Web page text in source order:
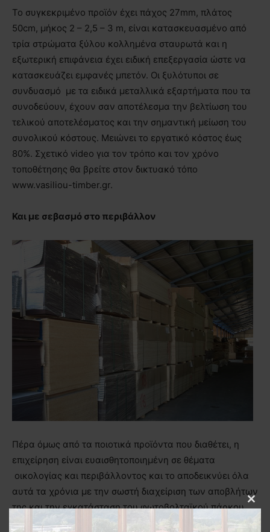
Το συγκεκριμένο προϊόν έχει πάχος 27mm, πλάτος
50cm, μήκος 2 – 2,5 – 3 m, είναι κατασκευασμένο από
τρία στρώματα ξύλου κολλημένα σταυρωτά και η
εξωτερική επιφάνεια έχει ειδική επεξεργασία ώστε να
κατασκευάζει εμφανές μπετόν. Οι ξυλότυποι σε
συνδυασμό με τα ειδικά μεταλλικά εξαρτήματα που τα
συνοδεύουν, έχουν σαν αποτέλεσμα την βελτίωση του
τελικού αποτελέσματος και την σημαντική μείωση του
συνολικού κόστους. Μειώνει το εργατικό κόστος έως
80%. Σχετικό video για τον τρόπο και τον χρόνο
τοποθέτησης θα βρείτε στον δικτυακό τόπο
www.vasiliou-timber.gr.
Και με σεβασμό στο περιβάλλον
Πέρα όμως από τα ποιοτικά προϊόντα που διαθέτει, η
επιχείρηση είναι ευαισθητοποιημένη σε θέματα
οικολογίας και περιβάλλοντος και το αποδεικνύει όλα
αυτά τα χρόνια με την σωστή διαχείριση των αποβλήτων
της και την εγκατάσταση του φωτοβολταϊκού πάρκου
(100KW). Επιπλέον, τα τελευταία χρόνια συμβάλει